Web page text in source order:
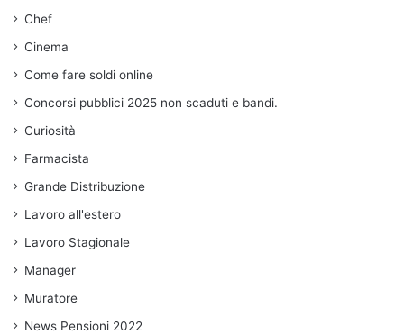
Chef
Cinema
Come fare soldi online
Concorsi pubblici 2025 non scaduti e bandi.
Curiosità
Farmacista
Grande Distribuzione
Lavoro all'estero
Lavoro Stagionale
Manager
Muratore
News Pensioni 2022